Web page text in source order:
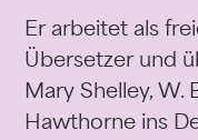
Er arbeitet als
Übersetzer und
Mary Shelley, W.
Hawthorne ins